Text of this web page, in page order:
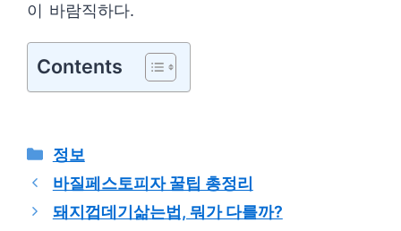
이 바람직하다.
Contents
카
테
고
리
정보
바질페스토피자 꿀팁 총정리
돼지껍데기삶는법, 뭐가 다를까?